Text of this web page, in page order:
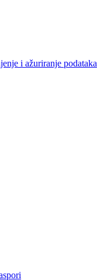
i ažuriranje podataka